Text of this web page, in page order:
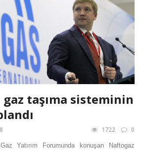
gaz taşıma sisteminin
1722 0
Yatırım Forumunda konuşan Naftogaz